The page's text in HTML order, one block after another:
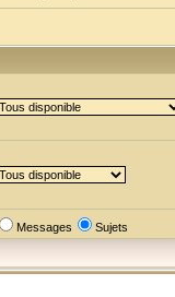
Messages Sujets